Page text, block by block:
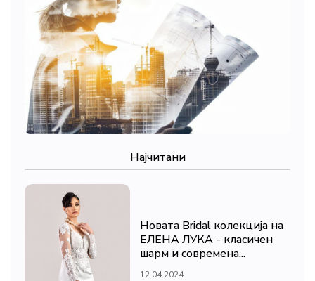
Најчитани
Новата Bridal колекција на
ЕЛЕНА ЛУКА - класичен
шарм и современа...
12.04.2024